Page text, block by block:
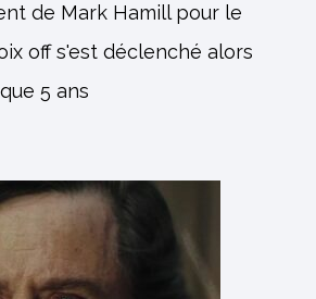
de Mark Hamill pour le
off s'est déclenché alors
5 ans